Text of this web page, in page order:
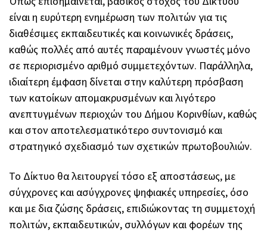
είναι η ευρύτερη ενημέρωση των πολιτών για τις
διαθέσιμες εκπαιδευτικές και κοινωνικές δράσεις,
καθώς πολλές από αυτές παραμένουν γνωστές μόνο
σε περιορισμένο αριθμό συμμετεχόντων. Παράλληλα,
ιδιαίτερη έμφαση δίνεται στην καλύτερη πρόσβαση
των κατοίκων απομακρυσμένων και λιγότερο
ανεπτυγμένων περιοχών του Δήμου Κορινθίων, καθώς
και στον αποτελεσματικότερο συντονισμό και
στρατηγικό σχεδιασμό των σχετικών πρωτοβουλιών.
Το Δίκτυο θα λειτουργεί τόσο εξ αποστάσεως, με
σύγχρονες και ασύγχρονες ψηφιακές υπηρεσίες, όσο
και με δια ζώσης δράσεις, επιδιώκοντας τη συμμετοχή
πολιτών, εκπαιδευτικών, συλλόγων και φορέων της